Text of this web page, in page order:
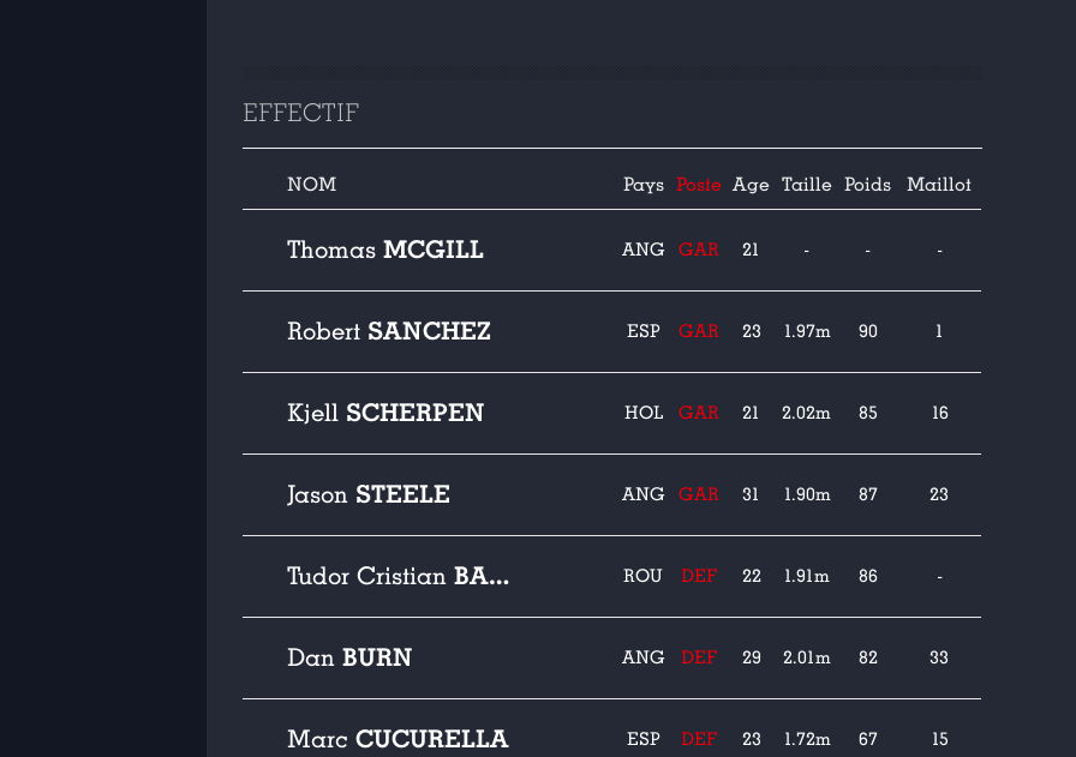
EFFECTIF
NOM Pays Poste Age Taille Poids Maillot
Thomas MCGILL ANG GAR 21 - - -
Robert SANCHEZ ESP GAR 23 1.97m 90 1
Kjell SCHERPEN HOL GAR 21 2.02m 85 16
Jason STEELE ANG GAR 31 1.90m 87 23
Tudor Cristian BALUTA ROU DEF 22 1.91m 86 -
Dan BURN ANG DEF 29 2.01m 82 33
Marc CUCURELLA ESP DEF 23 1.72m 67 15